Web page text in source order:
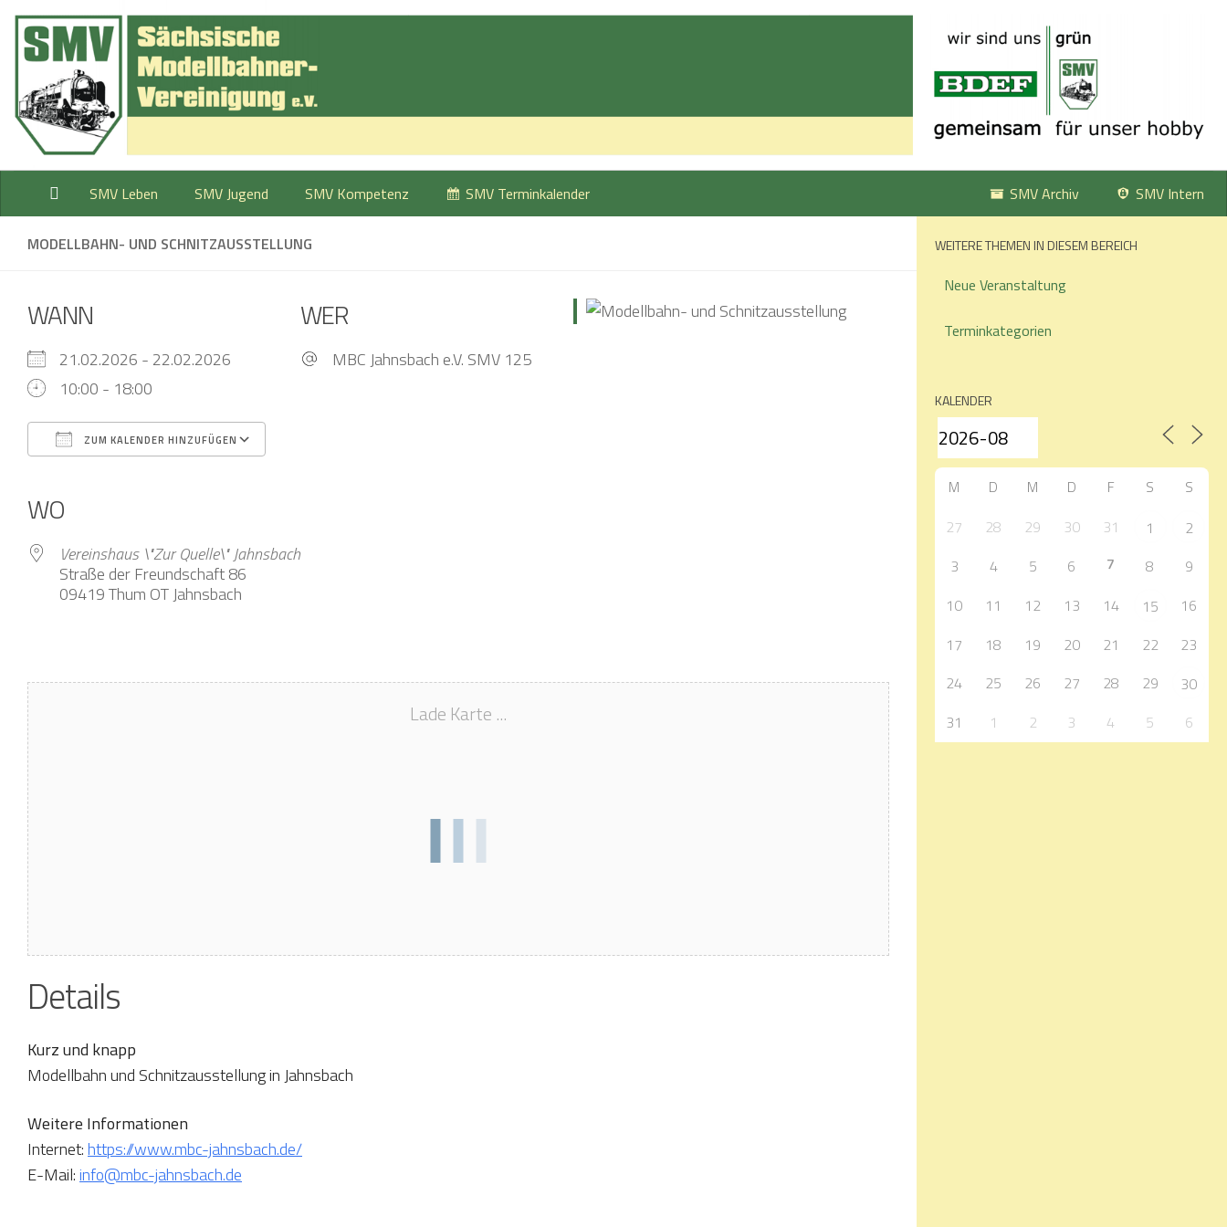
Zum Inhalt springen
SMV Leben SMV Jugend SMV Kompetenz SMV Intern
SMV Archiv
SMV Terminkalender
MODELLBAHN- UND SCHNITZAUSSTELLUNG
WANN
21.02.2026 - 22.02.2026
10:00 - 18:00
ZUM KALENDER HINZUFÜGEN
WO
Vereinshaus \"Zur Quelle\" Jahnsbach
Straße der Freundschaft 86
09419 Thum OT Jahnsbach
WER
MBC Jahnsbach e.V. SMV 125
Lade Karte ...
Details
Kurz und knapp
Modellbahn und Schnitzausstellung in Jahnsbach
Weitere Informationen
Internet:https://www.mbc-jahnsbach.de/
E-Mail:info@mbc-jahnsbach.de
WEITERE THEMEN IN DIESEM BEREICH
Neue Veranstaltung
Terminkategorien
KALENDER
M D M D F S S
27 28 29 30 31 1
2
3
4 5 6 7 8
9
10
11 12 13 14 15
16
17
18 19 20 21 22
23
24
25 26 27 28 29
30
31
1 2 3 4 5 6